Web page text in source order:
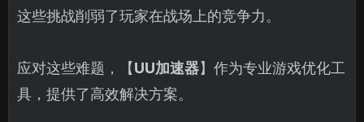
这些挑战削弱了玩家在战场上的竞争力。
应对这些难题，【UU加速器】作为专业游戏优化工
具，提供了高效解决方案。